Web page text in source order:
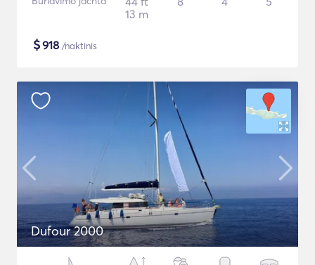
13 m
$918 /naktinis
Dufour 2000